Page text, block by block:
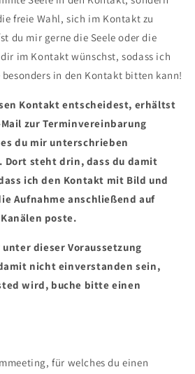
freie Wahl, sich im Kontakt zu
du mir gerne die Seele oder die
im Kontakt wünschst, sodass ich
in den Kontakt bitten kann!
Kontakt entscheidest, erhältst
zur Terminvereinbarung
du mir unterschrieben
Dort steht drin, dass du damit
ich den Kontakt mit Bild und
Aufnahme anschließend auf
poste.
dieser Voraussetzung
nicht einverstanden sein,
wird, buche bitte einen
für welches du einen